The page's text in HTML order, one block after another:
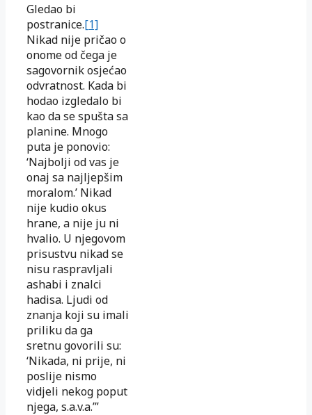
Gledao bi
postranice.[1]
Nikad nije pričao o
onome od čega je
sa­govornik osjećao
odvratnost. Kada bi
hodao izgledalo bi
kao da se spušta sa
planine. Mnogo
puta je ponovio:
‘Najbolji od vas je
onaj sa najljepšim
moralom.’ Nikad
nije kudio okus
hrane, a nije ju ni
hvalio. U njegovom
prisustvu nikad se
nisu raspravljali
as­ha­bi i znalci
hadisa. Ljudi od
znanja koji su imali
priliku da ga
sretnu go­vorili su:
‘Nikada, ni prije, ni
poslije nismo
vidjeli nekog poput
nje­ga, s.a.v.a.’”